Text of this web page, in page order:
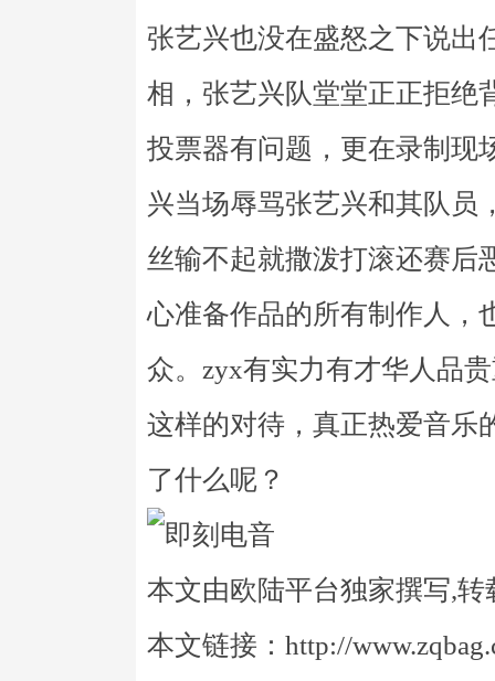
张艺兴也没在盛怒之下说出
相，张艺兴队堂堂正正拒绝
投票器有问题，更在录制现
兴当场辱骂张艺兴和其队员
丝输不起就撒泼打滚还赛后
心准备作品的所有制作人，
众。zyx有实力有才华人品
这样的对待，真正热爱音乐
了什么呢？
本文由欧陆平台独家撰写,转
本文链接：http://